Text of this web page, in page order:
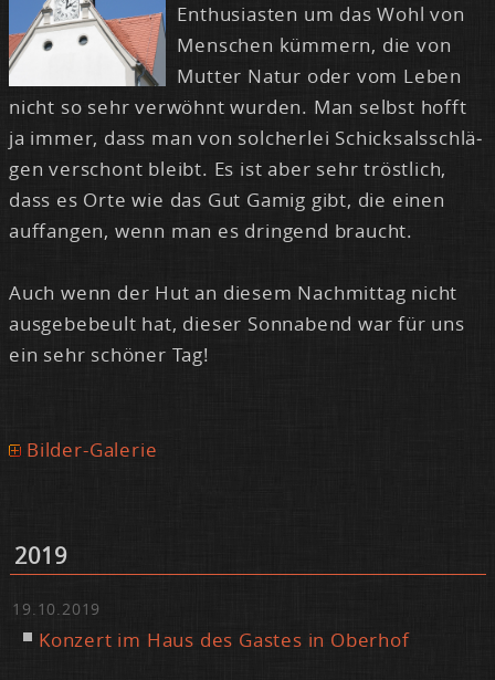
En­thu­si­as­ten um das Wohl von
Men­schen küm­mern, die von
Mut­ter Na­tur oder vom Le­ben
nicht so sehr ver­wöhnt wur­den. Man selbst hofft
ja im­mer, dass man von sol­cher­lei Schick­sals­schlä­
gen ver­schont bleibt. Es ist aber sehr tröst­lich,
dass es Or­te wie das Gut Ga­mig gibt, die ei­nen
auf­fan­gen, wenn man es drin­gend braucht.
Auch wenn der Hut an die­sem Nach­mit­tag nicht
aus­ge­be­beult hat, die­ser Sonn­abend war für uns
ein sehr schö­ner Tag!
Bilder-Galerie
2019
19.10.2019
Kon­zert im Haus des Gas­tes in Ober­hof